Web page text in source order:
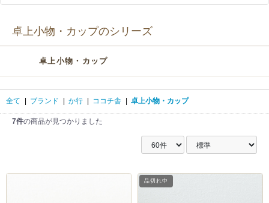
卓上小物・カップのシリーズ
卓上小物・カップ
全て | ブランド | か行 | ココチ舎 | 卓上小物・カップ
7件の商品が見つかりました
品切れ中